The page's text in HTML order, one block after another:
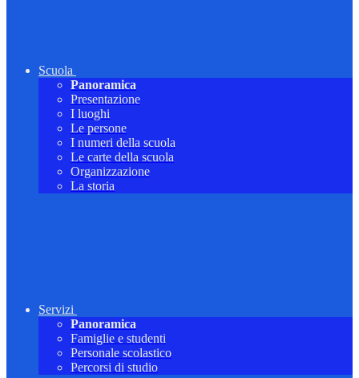
Scuola
Panoramica
Presentazione
I luoghi
Le persone
I numeri della scuola
Le carte della scuola
Organizzazione
La storia
Servizi
Panoramica
Famiglie e studenti
Personale scolastico
Percorsi di studio